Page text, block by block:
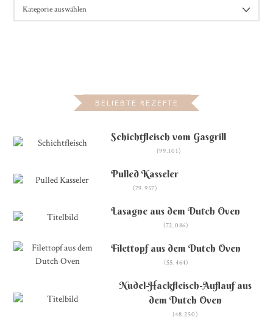
BELIEBTE REZEPTE
Schichtfleisch vom Gasgrill
(99.101)
Pulled Kasseler
(79.957)
Lasagne aus dem Dutch Oven
(72.086)
Filettopf aus dem Dutch Oven
(55.464)
Nudel-Hackfleisch-Auflauf aus
dem Dutch Oven
(48.250)